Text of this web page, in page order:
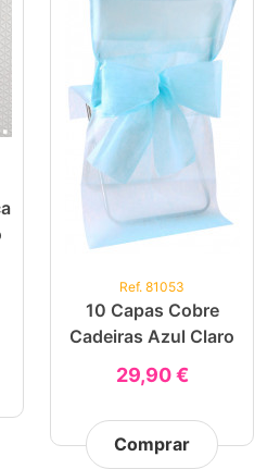
Ref. 81053
10 Capas Cobre
Cadeiras Azul Claro
29,90 €
Comprar